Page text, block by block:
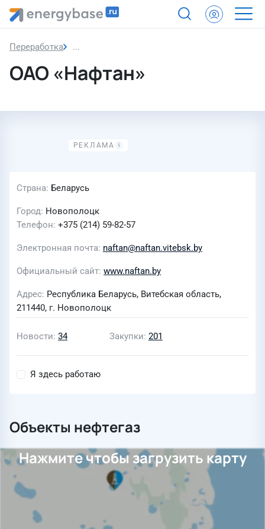
Переработка ОАО «Нафтан»
ОАО «Нафтан»
Страна Беларусь
Город Новополоцк
Телефон +375 (214) 59-82-57
Электронная почта naftan@naftan.vitebsk.by
Официальный сайт www.naftan.by
Адрес Республика Беларусь, Витебская область,
211440, г. Новополоцк
Новости 34 Закупки 201
Я здесь работаю
Объекты нефтегаз
Нажмите чтобы загрузить карту